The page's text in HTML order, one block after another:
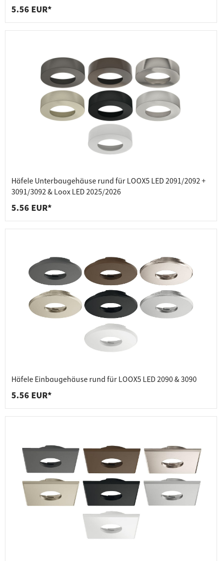
5.56 EUR*
Häfele Unterbaugehäuse rund für LOOX5 LED 2091/2092 +
3091/3092 & Loox LED 2025/2026
5.56 EUR*
Häfele Einbaugehäuse rund für LOOX5 LED 2090 & 3090
5.56 EUR*